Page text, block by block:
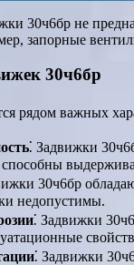
30ч6бр не
запорные
30ч6бр
рядом важных
⁚ Задвижки
30ч6бр
недопустимы.
⁚ Задвижки
⁚ Задвижки